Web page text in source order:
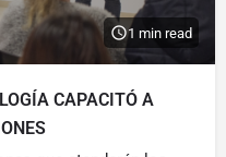
1 min read
CAPACITÓ A